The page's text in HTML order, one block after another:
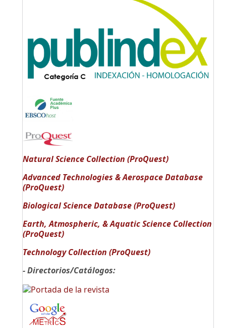
Natural Science Collection (ProQuest)
Advanced Technologies & Aerospace Database
(ProQuest)
Biological Science Database (ProQuest)
Earth, Atmospheric, & Aquatic Science Collection
(ProQuest)
Technology Collection (ProQuest)
- Directorios/Catálogos: